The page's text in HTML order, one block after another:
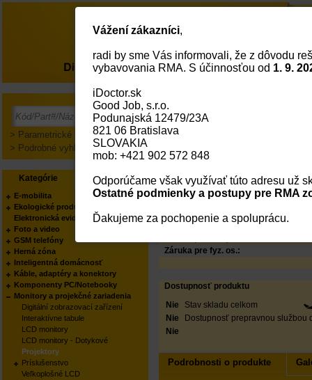
Acer H6546Ki DLP/
/repro 1x3W/2,4 Kg
PODĽA KATEGÓRIE:
PODĽA VÝROBCU:
Kód:
EAN Kód:
Výrobca:
Produkt manager:
Záruka pre fyz. os.:
Dostupnosť produktu
Nie
Nie
Nie
Stav skladu celkom
Dostupnosť prepravnou službou
Podrobnosti o produkte
> Parametrické vyhľadávanie
> Podrobné vyhľadávanie
Kategórie Výrobcovia
E-mobilita
Ekologické produkty
Elektronická evidencia tržieb
Foto a video
GSM telefóny
Herná zóna
Inteligentná domácnosť
Káble, adaptéry a konektory
Komponenty PC/Notebooky
Monitory a projekčné zariadenia
Digitální zobrazovací zařízení
Interaktívne tabule
LCD monitory
LCD monitory - Dotykové
Projektory
Príslušenstvo
Veľkoplošné LCD
O nás
Vážení zákazníci,
radi by sme Vás informovali, že z dôvodu
vybavovania RMA. S účinnosťou od 1. 9.
iDoctor.sk
Good Job, s.r.o.
Podunajská 12479/23A
821 06 Bratislava
SLOVAKIA
mob: +421 902 572 848
Odporúčame však využívať túto adresu už
Ostatné podmienky a postupy pre RMA
Ďakujeme za pochopenie a spoluprácu.